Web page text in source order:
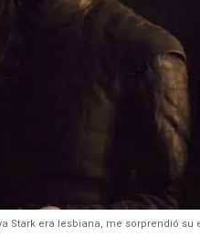
Stark era lesbiana, me sorprendió